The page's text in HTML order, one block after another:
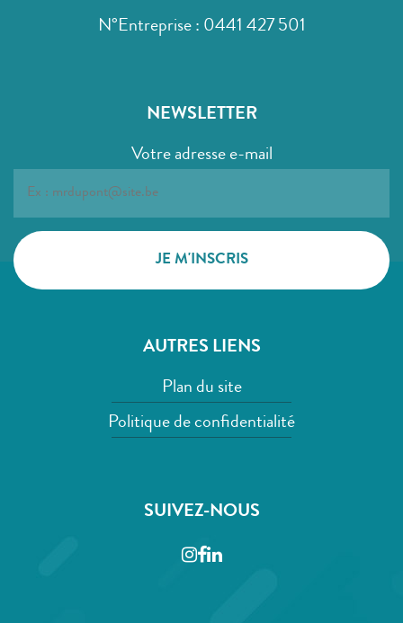
N°Entreprise : 0441 427 501
NEWSLETTER
Votre adresse e-mail
AUTRES LIENS
Plan du site
Politique de confidentialité
SUIVEZ-NOUS
Instagram
Facebook
LinkedIn